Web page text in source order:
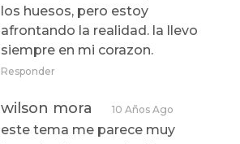
los huesos, pero estoy
afrontando la realidad. la llevo
siempre en mi corazon.
Responder
wilson mora 10 Años Ago
este tema me parece muy